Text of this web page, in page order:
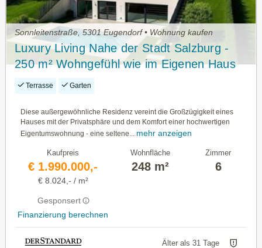
Sonnleitenstraße, 5301 Eugendorf • Wohnung kaufen
Luxury Living Nahe der Stadt Salzburg -
250 m² Wohngefühl wie im Eigenen Haus
mit Resort-Charakter
Terrasse Garten
Diese außergewöhnliche Residenz vereint die Großzügigkeit eines
Hauses mit der Privatsphäre und dem Komfort einer hochwertigen
Eigentumswohnung - eine seltene...
mehr anzeigen
Kaufpreis
€ 1.990.000,-
€ 8.024,- / m²
Gesponsert
Finanzierung berechnen
Wohnfläche
248 m²
Zimmer
6
Älter als 31 Tage